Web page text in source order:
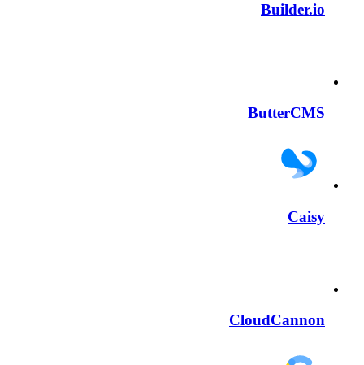
Builder.io
ButterCMS
Caisy
CloudCannon